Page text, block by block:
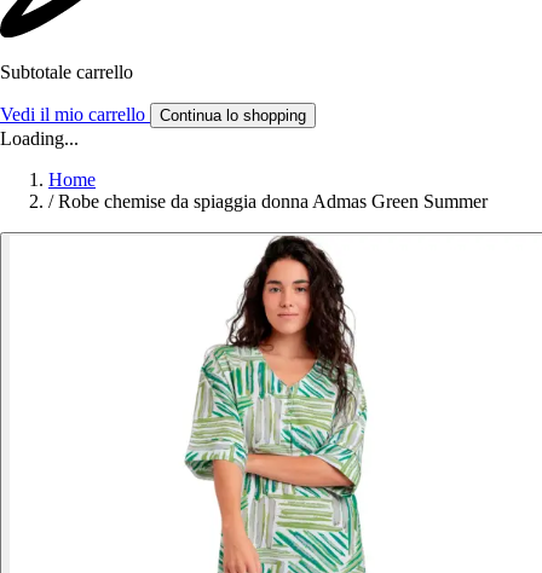
Subtotale carrello
Vedi il mio carrello Continua lo shopping
Loading...
Home
/ Robe chemise da spiaggia donna Admas Green Summer